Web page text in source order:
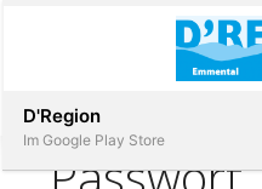
D'Region
Im Google Play Store